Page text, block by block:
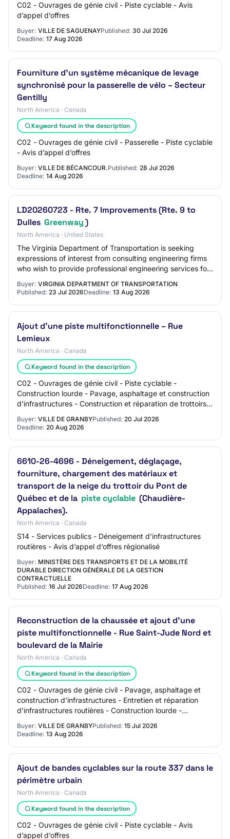
C02 - Ouvrages de génie civil - Piste cyclable - Avis
d’appel d’offres
Buyer: VILLE DE SAGUENAYPublished: 30 Jul 2026
Deadline: 17 Aug 2026
Fourniture d’un système mécanique de levage
synchronisé pour la passerelle de vélo – Secteur
Gentilly
North America · Canada
Keyword found in the description
C02 - Ouvrages de génie civil - Passerelle - Piste cyclable
- Avis d’appel d’offres
Buyer: VILLE DE BÉCANCOUR.Published: 28 Jul 2026
Deadline: 14 Aug 2026
LD20260723 - Rte. 7 Improvements (Rte. 9 to
Dulles Greenway)
North America · United States
The Virginia Department of Transportation is seeking
expressions of interest from consulting engineering firms
who wish to provide professional engineering services for
Buyer: VIRGINIA DEPARTMENT OF TRANSPORTATION
Published: 23 Jul 2026Deadline: 13 Aug 2026
Ajout d’une piste multifonctionnelle – Rue
Lemieux
North America · Canada
Keyword found in the description
C02 - Ouvrages de génie civil - Piste cyclable -
Construction lourde - Pavage, asphaltage et construction
d’infrastructures - Construction et réparation de trottoirs -
Buyer: VILLE DE GRANBYPublished: 20 Jul 2026
Deadline: 20 Aug 2026
6610-26-4696 - Déneigement, déglaçage,
fourniture, chargement des matériaux et
transport de la neige du trottoir du Pont de
Québec et de la piste cyclable (Chaudière-
Appalaches).
North America · Canada
S14 - Services publics - Déneigement d'infrastructures
routières - Avis d’appel d’offres régionalisé
Buyer: MINISTÈRE DES TRANSPORTS ET DE LA MOBILITÉ
DURABLE DIRECTION GÉNÉRALE DE LA GESTION
CONTRACTUELLE
Published: 16 Jul 2026Deadline: 17 Aug 2026
Reconstruction de la chaussée et ajout d’une
piste multifonctionnelle - Rue Saint-Jude Nord et
boulevard de la Mairie
North America · Canada
Keyword found in the description
C02 - Ouvrages de génie civil - Pavage, asphaltage et
construction d’infrastructures - Entretien et réparation
d’infrastructures routières - Construction lourde -
Buyer: VILLE DE GRANBYPublished: 15 Jul 2026
Deadline: 13 Aug 2026
Ajout de bandes cyclables sur la route 337 dans le
périmètre urbain
North America · Canada
Keyword found in the description
C02 - Ouvrages de génie civil - Piste cyclable - Avis
d’appel d’offres